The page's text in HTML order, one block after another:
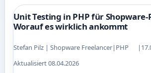
Unit Testing in PHP für Shopware-
Worauf es wirklich ankommt
Stefan Pilz | Shopware Freelancer| PHP |
Aktualisiert 08.04.2026